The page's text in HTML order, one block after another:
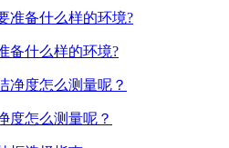
备什么样的环境?
度怎么测量呢？